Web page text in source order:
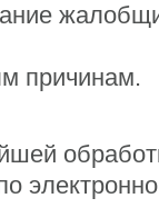
причинам.